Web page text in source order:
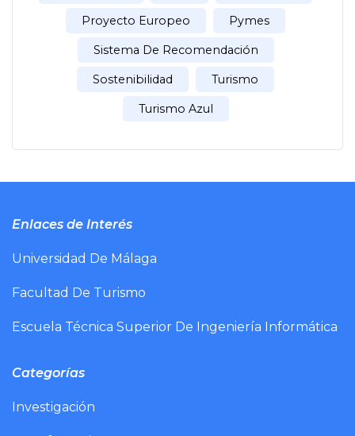
Proyecto Europeo Pymes
Sistema De Recomendación
Sostenibilidad Turismo
Turismo Azul
Enlaces de Interés
Universidad De Málaga
Facultad De Turismo
Escuela Técnica Superior De Ingeniería Informática
Categorías
Investigación